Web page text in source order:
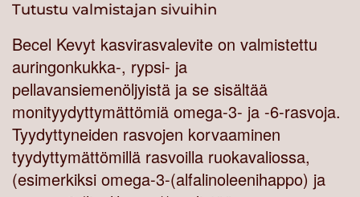
Tutustu valmistajan sivuihin
Becel Kevyt kasvirasvalevite on valmistettu
auringonkukka-, rypsi- ja
pellavansiemenöljyistä ja se sisältää
monityydyttymättömiä omega-3- ja -6-rasvoja.
Tyydyttyneiden rasvojen korvaaminen
tyydyttymättömillä rasvoilla ruokavaliossa,
(esimerkiksi omega-3-(alfalinoleenihappo) ja